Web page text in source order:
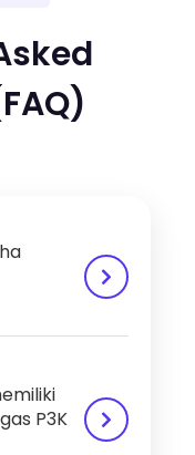
dan
dan
Kerja
P3K